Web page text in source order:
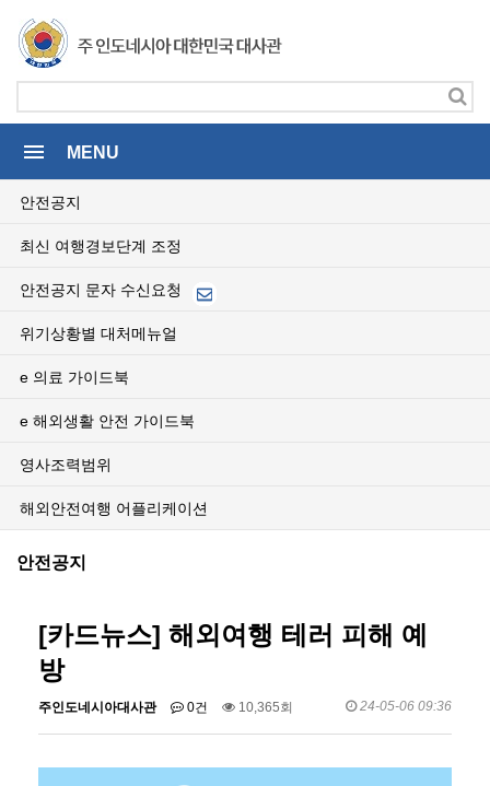
menu MENU
안전공지
최신 여행경보단계 조정
안전공지 문자 수신요청
위기상황별 대처메뉴얼
e 의료 가이드북
e 해외생활 안전 가이드북
영사조력범위
해외안전여행 어플리케이션
안전공지
[카드뉴스] 해외여행 테러 피해 예
방
주인도네시아대사관 0건 10,365회 24-05-06 09:36